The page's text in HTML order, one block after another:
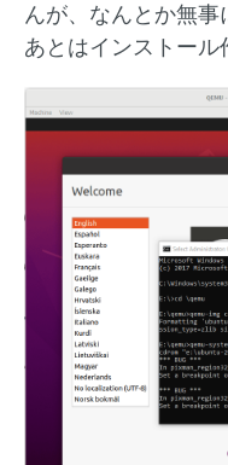
んが、なんとか無事
あとはインストール